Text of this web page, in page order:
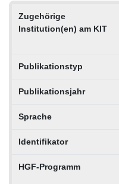
Zugehörige
Institution(en) am KIT
Publikationstyp
Publikationsjahr
Sprache
Identifikator
HGF-Programm